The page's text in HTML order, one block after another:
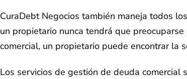
CuraDebt Negocios también maneja todos
un propietario nunca tendrá que
comercial, un propietario puede encontrar la
Los servicios de gestión de deuda